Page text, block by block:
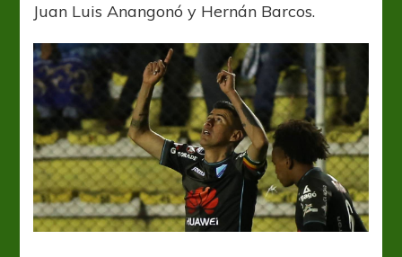
Juan Luis Anangonó y Hernán Barcos.